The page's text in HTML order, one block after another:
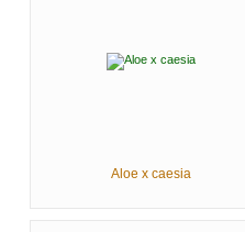
Aloe x caesia